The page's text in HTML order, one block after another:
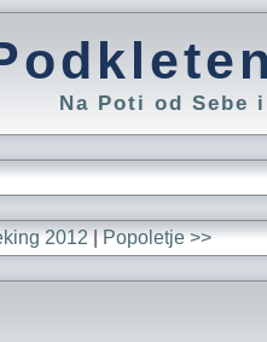
Na Poti od
2012|Popoletje >>